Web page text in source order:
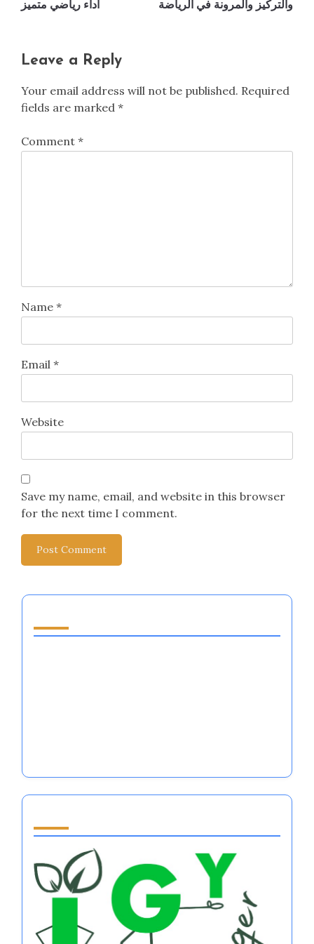
أداء رياضي متميز
والتركيز والمرونة في الرياضة
Leave a Reply
Your email address will not be published. Required
fields are marked *
Comment *
Name *
Email *
Website
Save my name, email, and website in this browser
for the next time I comment.